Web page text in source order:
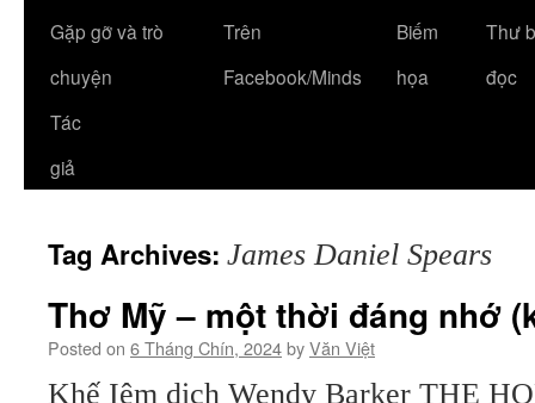
Gặp gỡ và trò
chuyện
Trên
Facebook/Minds
Biếm
họa
Thư
đọc
Tác
giả
Tag Archives: James Daniel Spears
Thơ Mỹ – một thời đáng nhớ
Posted on 6 Tháng Chín, 2024byVăn Việt
Khế Iêm dịch Wendy Barker THE